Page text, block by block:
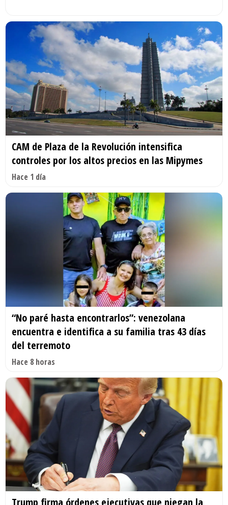
CAM de Plaza de la Revolución intensifica
controles por los altos precios en las Mipymes
Hace 1 día
“No paré hasta encontrarlos”: venezolana
encuentra e identifica a su familia tras 43 días
del terremoto
Hace 8 horas